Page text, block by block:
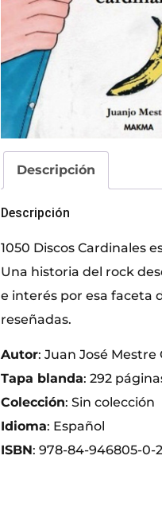
Descripción
Descripción
1050 Discos Cardinales
Una historia del rock
e interés por esa faceta
reseñadas.
Autor: Juan José Mestre
Tapa blanda: 292
Colección: Sin colección
Idioma: Español
ISBN: 978-84-946805-0-2